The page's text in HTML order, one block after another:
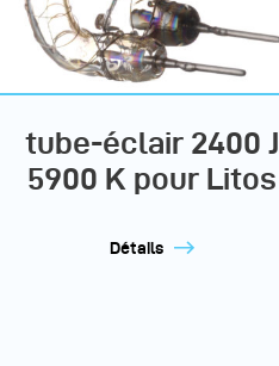
tube-éclair 2400 J
5900 K pour Litos
Détails